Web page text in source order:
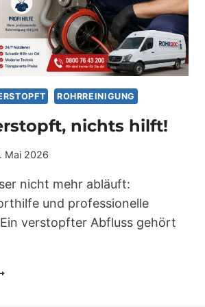
ROHRREINIGUNG
nichts hilft!
Mai 2026
nicht mehr abläuft:
und professionelle
verstopfter Abfluss gehört